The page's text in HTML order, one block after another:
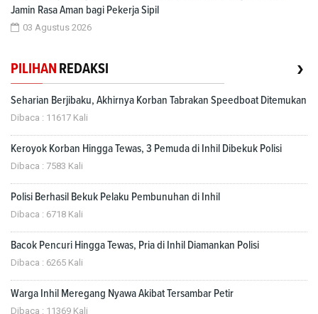
Jamin Rasa Aman bagi Pekerja Sipil
03 Agustus 2026
PILIHAN REDAKSI ›
Seharian Berjibaku, Akhirnya Korban Tabrakan Speedboat Ditemukan
Dibaca : 11617 Kali
Keroyok Korban Hingga Tewas, 3 Pemuda di Inhil Dibekuk Polisi
Dibaca : 7583 Kali
Polisi Berhasil Bekuk Pelaku Pembunuhan di Inhil
Dibaca : 6718 Kali
Bacok Pencuri Hingga Tewas, Pria di Inhil Diamankan Polisi
Dibaca : 6265 Kali
Warga Inhil Meregang Nyawa Akibat Tersambar Petir
Dibaca : 11369 Kali